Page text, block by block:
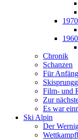
Chronik
Schanzen
Für
Film- und
Zur
Es war
Ski Alpin
Der